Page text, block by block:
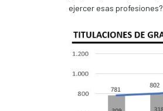
ejercer esas profesiones?